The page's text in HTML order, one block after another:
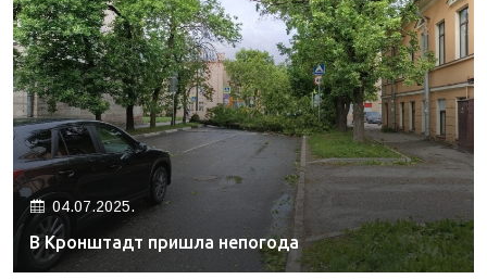
04.07.2025.
В Кронштадт пришла непогода